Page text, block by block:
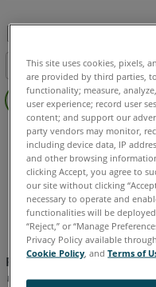
PDF
と
し
て
目次
ヘ
ダ
な
シリアル FaroArm
日本語 英語
Faro では、この構成をお
られる結果を保証できませ
This site uses cookies, pixels,
are provided by third parties,
functionality; measure,
user experience; record user
content; and support our
party vendors may monitor,
including device data, IP
and other browsing
clicking Accept, you agree to
our site without clicking
necessary to operate and
functionalities will be
“Reject,” or “Manage
Privacy Policy available
Cookie Policy , andTerms of